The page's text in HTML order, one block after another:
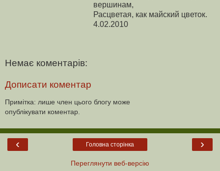
вершинам,
Расцветая, как майский цветок.
4.02.2010
Немає коментарів:
Дописати коментар
Примітка: лише член цього блогу може
опублікувати коментар.
‹ ›
Головна сторінка
Переглянути веб-версію